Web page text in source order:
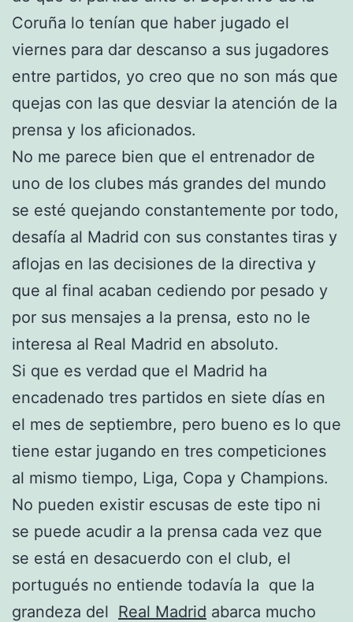
Coruña lo tenían que haber jugado el
viernes para dar descanso a sus jugadores
entre partidos, yo creo que no son más que
quejas con las que desviar la atención de la
prensa y los aficionados.
No me parece bien que el entrenador de
uno de los clubes más grandes del mundo
se esté quejando constantemente por todo,
desafía al Madrid con sus constantes tiras y
aflojas en las decisiones de la directiva y
que al final acaban cediendo por pesado y
por sus mensajes a la prensa, esto no le
interesa al Real Madrid en absoluto.
Si que es verdad que el Madrid ha
encadenado tres partidos en siete días en
el mes de septiembre, pero bueno es lo que
tiene estar jugando en tres competiciones
al mismo tiempo, Liga, Copa y Champions.
No pueden existir escusas de este tipo ni
se puede acudir a la prensa cada vez que
se está en desacuerdo con el club, el
portugués no entiende todavía la que la
grandeza del Real Madrid abarca mucho